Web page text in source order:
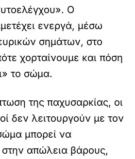
Ο
ενεργά, μέσω
σημάτων, στο
χορταίνουμε και πόση
το σώμα.
της παχυσαρκίας, οι
δεν λειτουργούν με τον
μπορεί να
στην απώλεια βάρους,